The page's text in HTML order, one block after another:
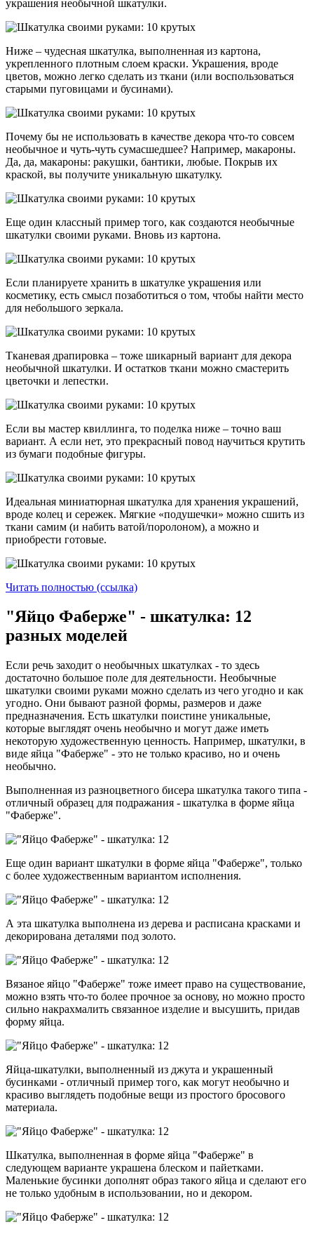
украшения необычной шкатулки.
Ниже – чудесная шкатулка, выполненная из картона,
укрепленного плотным слоем краски. Украшения, вроде
цветов, можно легко сделать из ткани (или воспользоваться
старыми пуговицами и бусинами).
Почему бы не использовать в качестве декора что-то совсем
необычное и чуть-чуть сумасшедшее? Например, макароны.
Да, да, макароны: ракушки, бантики, любые. Покрыв их
краской, вы получите уникальную шкатулку.
Еще один классный пример того, как создаются необычные
шкатулки своими руками. Вновь из картона.
Если планируете хранить в шкатулке украшения или
косметику, есть смысл позаботиться о том, чтобы найти место
для небольшого зеркала.
Тканевая драпировка – тоже шикарный вариант для декора
необычной шкатулки. И остатков ткани можно смастерить
цветочки и лепестки.
Если вы мастер квиллинга, то поделка ниже – точно ваш
вариант. А если нет, это прекрасный повод научиться крутить
из бумаги подобные фигуры.
Идеальная миниатюрная шкатулка для хранения украшений,
вроде колец и сережек. Мягкие «подушечки» можно сшить из
ткани самим (и набить ватой/поролоном), а можно и
приобрести готовые.
Читать полностью (ссылка)
"Яйцо Фаберже" - шкатулка: 12
разных моделей
Если речь заходит о необычных шкатулках - то здесь
достаточно большое поле для деятельности. Необычные
шкатулки своими руками можно сделать из чего угодно и как
угодно. Они бывают разной формы, размеров и даже
предназначения. Есть шкатулки поистине уникальные,
которые выглядят очень необычно и могут даже иметь
некоторую художественную ценность. Например, шкатулки, в
виде яйца "Фаберже" - это не только красиво, но и очень
необычно.
Выполненная из разноцветного бисера шкатулка такого типа -
отличный образец для подражания - шкатулка в форме яйца
"Фаберже".
Еще один вариант шкатулки в форме яйца "Фаберже", только
с более художественным вариантом исполнения.
А эта шкатулка выполнена из дерева и расписана красками и
декорирована деталями под золото.
Вязаное яйцо "Фаберже" тоже имеет право на существование,
можно взять что-то более прочное за основу, но можно просто
сильно накрахмалить связанное изделие и высушить, придав
форму яйца.
Яйца-шкатулки, выполненный из джута и украшенный
бусинками - отличный пример того, как могут необычно и
красиво выглядеть подобные вещи из простого бросового
материала.
Шкатулка, выполненная в форме яйца "Фаберже" в
следующем варианте украшена блеском и пайетками.
Маленькие бусинки дополнят образ такого яйца и сделают его
не только удобным в использовании, но и декором.